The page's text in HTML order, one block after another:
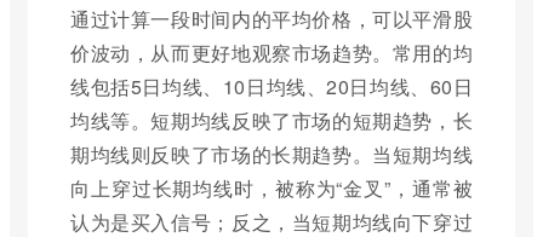
通过计算一段时间内的平均价格，可以平滑股
价波动，从而更好地观察市场趋势。常用的均
线包括5日均线、10日均线、20日均线、60日
均线等。短期均线反映了市场的短期趋势，长
期均线则反映了市场的长期趋势。当短期均线
向上穿过长期均线时，被称为“金叉”，通常被
认为是买入信号；反之，当短期均线向下穿过